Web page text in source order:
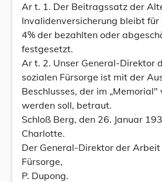
Ar t. 1. Der Beitragssatz der
Invalidenversicherung bleibt
4% der bezahlten oder
festgesetzt.
Ar t. 2. Unser General-Direktor
sozialen Fürsorge ist mit der
Beschlusses, der im
werden soll, betraut.
Schloß Berg, den 26. Januar
Charlotte.
Der General-Direktor der
Fürsorge,
P. Dupong.